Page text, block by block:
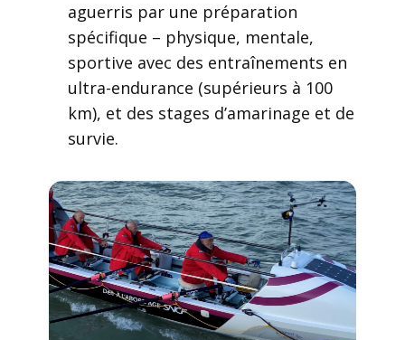
aguerris par une préparation
spécifique – physique, mentale,
sportive avec des entraînements en
ultra-endurance (supérieurs à 100
km), et des stages d’amarinage et de
survie.